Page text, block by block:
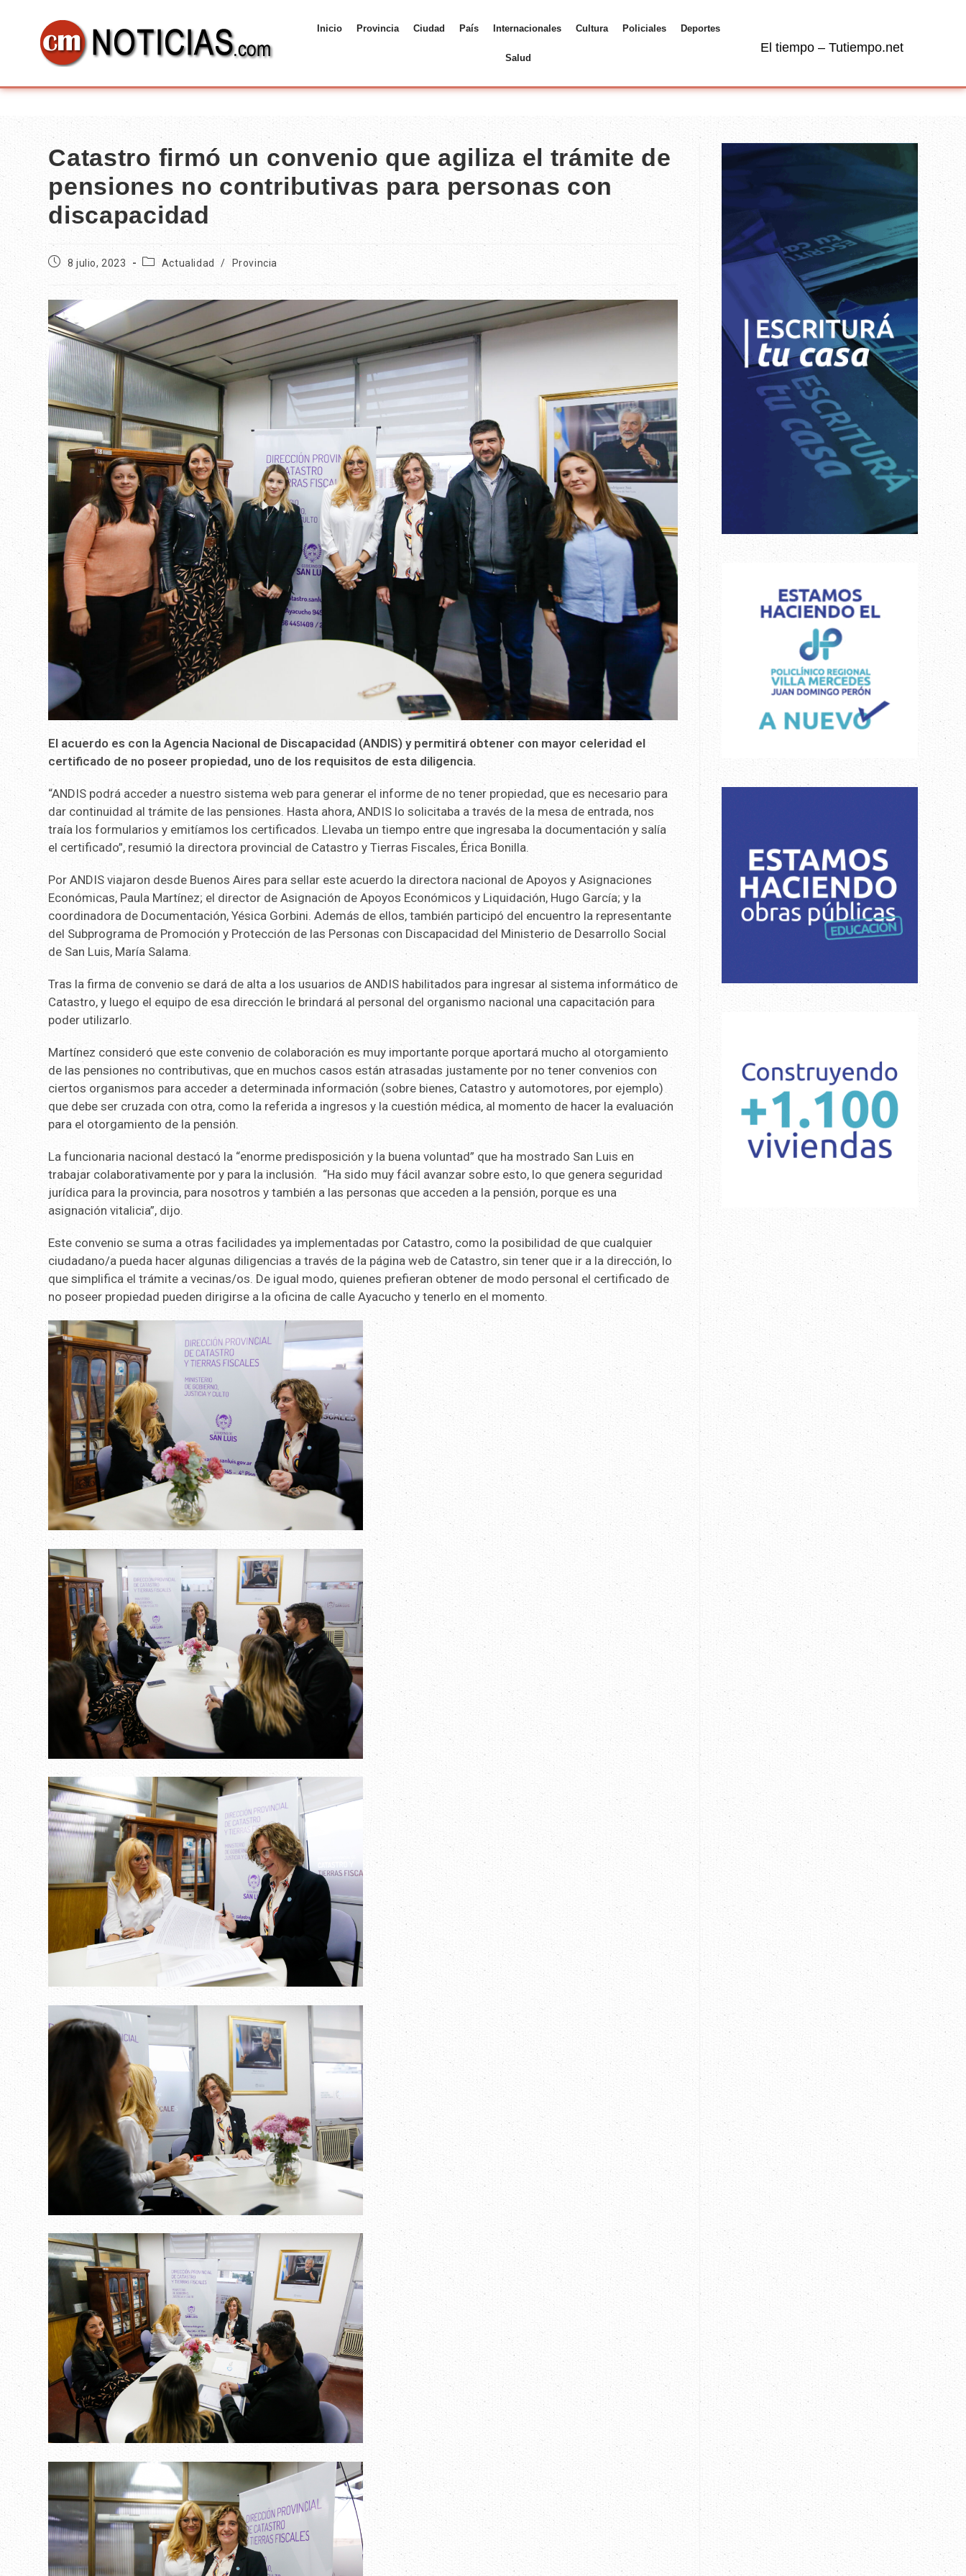
Inicio Provincia Ciudad País Internacionales Cultura Policiales Deportes
Salud
El tiempo – Tutiempo.net
Catastro firmó un convenio que agiliza el trámite de
pensiones no contributivas para personas con
discapacidad
8 julio, 2023 Actualidad / Provincia
El acuerdo es con la Agencia Nacional de Discapacidad (ANDIS) y permitirá obtener con mayor celeridad el
certificado de no poseer propiedad, uno de los requisitos de esta diligencia.
“ANDIS podrá acceder a nuestro sistema web para generar el informe de no tener propiedad, que es necesario para
dar continuidad al trámite de las pensiones. Hasta ahora, ANDIS lo solicitaba a través de la mesa de entrada, nos
traía los formularios y emitíamos los certificados. Llevaba un tiempo entre que ingresaba la documentación y salía
el certificado”, resumió la directora provincial de Catastro y Tierras Fiscales, Érica Bonilla.
Por ANDIS viajaron desde Buenos Aires para sellar este acuerdo la directora nacional de Apoyos y Asignaciones
Económicas, Paula Martínez; el director de Asignación de Apoyos Económicos y Liquidación, Hugo García; y la
coordinadora de Documentación, Yésica Gorbini. Además de ellos, también participó del encuentro la representante
del Subprograma de Promoción y Protección de las Personas con Discapacidad del Ministerio de Desarrollo Social
de San Luis, María Salama.
Tras la firma de convenio se dará de alta a los usuarios de ANDIS habilitados para ingresar al sistema informático de
Catastro, y luego el equipo de esa dirección le brindará al personal del organismo nacional una capacitación para
poder utilizarlo.
Martínez consideró que este convenio de colaboración es muy importante porque aportará mucho al otorgamiento
de las pensiones no contributivas, que en muchos casos están atrasadas justamente por no tener convenios con
ciertos organismos para acceder a determinada información (sobre bienes, Catastro y automotores, por ejemplo)
que debe ser cruzada con otra, como la referida a ingresos y la cuestión médica, al momento de hacer la evaluación
para el otorgamiento de la pensión.
La funcionaria nacional destacó la “enorme predisposición y la buena voluntad” que ha mostrado San Luis en
trabajar colaborativamente por y para la inclusión. “Ha sido muy fácil avanzar sobre esto, lo que genera seguridad
jurídica para la provincia, para nosotros y también a las personas que acceden a la pensión, porque es una
asignación vitalicia”, dijo.
Este convenio se suma a otras facilidades ya implementadas por Catastro, como la posibilidad de que cualquier
ciudadano/a pueda hacer algunas diligencias a través de la página web de Catastro, sin tener que ir a la dirección, lo
que simplifica el trámite a vecinas/os. De igual modo, quienes prefieran obtener de modo personal el certificado de
no poseer propiedad pueden dirigirse a la oficina de calle Ayacucho y tenerlo en el momento.